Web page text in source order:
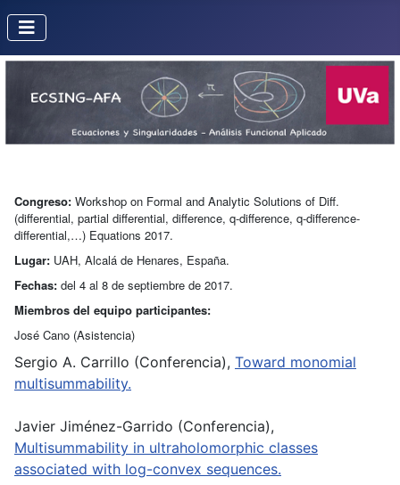
Congreso: Workshop on Formal and Analytic Solutions of Diff.
(differential, partial differential, difference, q-difference, q-difference-
differential,…) Equations 2017.
Lugar: UAH, Alcalá de Henares, España.
Fechas: del 4 al 8 de septiembre de 2017.
Miembros del equipo participantes:
José Cano (Asistencia)
Sergio A. Carrillo (Conferencia), Toward monomial
multisummability.
Javier Jiménez-Garrido (Conferencia),
Multisummability in ultraholomorphic classes
associated with log-convex sequences.